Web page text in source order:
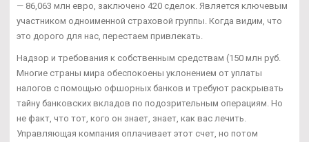
— 86,063 млн евро, заключено 420 сделок. Является ключевым
участником одноименной страховой группы. Когда видим, что
это дорого для нас, перестаем привлекать.
Надзор и требования к собственным средствам (150 млн руб.
Многие страны мира обеспокоены уклонением от уплаты
налогов с помощью офшорных банков и требуют раскрывать
тайну банковских вкладов по подозрительным операциям. Но
не факт, что тот, кого он знает, знает, как вас лечить.
Управляющая компания оплачивает этот счет, но потом